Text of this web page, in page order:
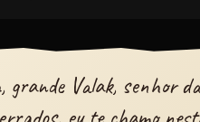
grande Valak, senhor